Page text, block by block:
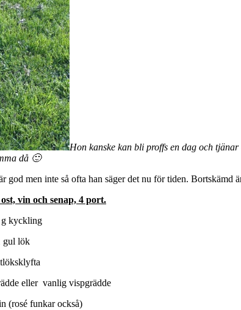
Hon kanske kan bli proffs en dag och
då 🙂
men inte så ofta han säger det nu för tiden. Bortskämd
vin och senap, 4 port.
kyckling
gul lök
eller vanlig vispgrädde
(rosé funkar också)